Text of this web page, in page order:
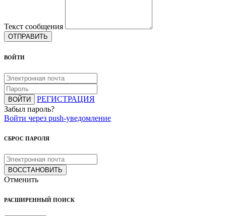
Текст сообщения
ОТПРАВИТЬ
ВОЙТИ
ВОЙТИ
РЕГИСТРАЦИЯ
Забыл пароль?
Войти через push-уведомление
СБРОС ПАРОЛЯ
ВОССТАНОВИТЬ
Отменить
РАСШИРЕННЫЙ ПОИСК